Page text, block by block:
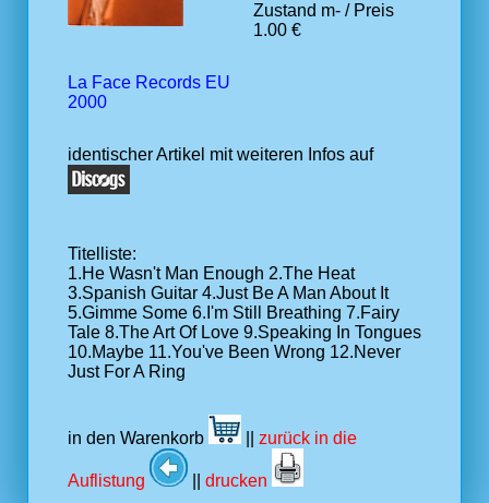
Zustand m- / Preis
1.00 €
La Face Records EU
2000
identischer Artikel mit weiteren Infos auf
Titelliste:
1.He Wasn't Man Enough 2.The Heat
3.Spanish Guitar 4.Just Be A Man About It
5.Gimme Some 6.I'm Still Breathing 7.Fairy
Tale 8.The Art Of Love 9.Speaking In Tongues
10.Maybe 11.You've Been Wrong 12.Never
Just For A Ring
in den Warenkorb zurück in die
Auflistung drucken